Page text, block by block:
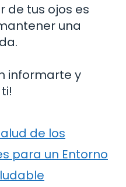
de tus ojos es
una
informarte y
de los
para un Entorno